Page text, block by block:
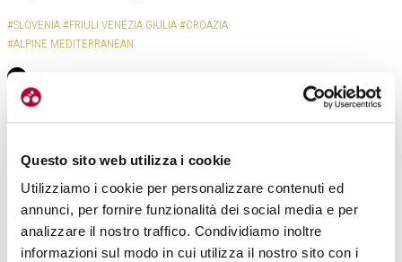
Questo sito web utilizza i cookie
Utilizziamo i cookie per personalizzare contenuti ed
annunci, per fornire funzionalità dei social media e per
analizzare il nostro traffico. Condividiamo inoltre
informazioni sul modo in cui utilizza il nostro sito con i
#SLOVENIA #FRIULI VENEZIA GIULIA #CROAZIA
#ALPINE MEDITERRANEAN